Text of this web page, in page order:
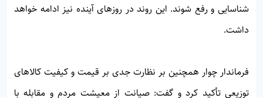
شناسایی و رفع شوند. این روند در روزهای آینده نیز ادامه خواهد
داشت.
فرماندار چوار همچنین بر نظارت جدی بر قیمت و کیفیت کالاهای
توزیعی تأکید کرد و گفت: صیانت از معیشت مردم و مقابله با